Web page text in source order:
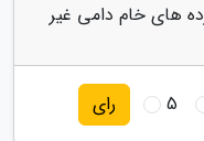
از 79 تن فرآورده های خام دامی غیر
5 رای